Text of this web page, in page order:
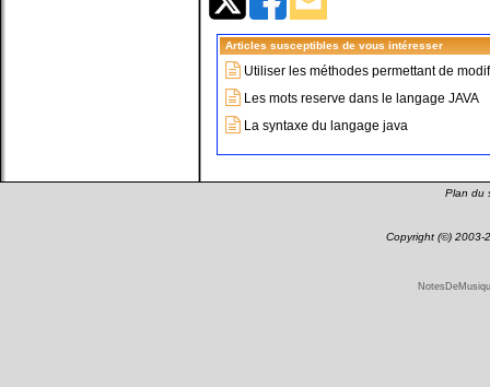
Articles susceptibles de vous intéresser
Utiliser les méthodes permettant de
Les mots reserve dans le langage JAVA
La syntaxe du langage java
Plan du
Copyright (©) 2003-